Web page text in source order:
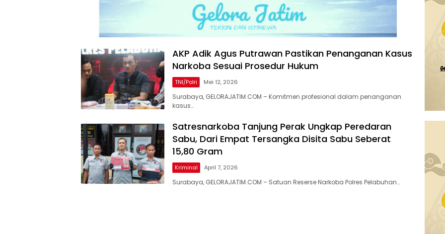
AKP Adik Agus Putrawan Pastikan Penanganan Kasus
Narkoba Sesuai Prosedur Hukum
TNI/Polri Mei 12, 2026
Surabaya, GELORAJATIM.COM – Komitmen profesional dalam penanganan
kasus…
Satresnarkoba Tanjung Perak Ungkap Peredaran
Sabu, Dari Empat Tersangka Disita Sabu Seberat
15,80 Gram
Kriminal April 7, 2026
Surabaya, GELORAJATIM.COM – Satuan Reserse Narkoba Polres Pelabuhan…